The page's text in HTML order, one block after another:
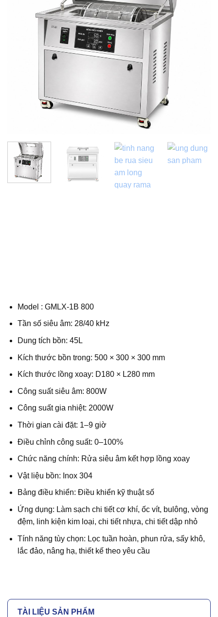
Model : GMLX-1B 800
Tần số siêu âm: 28/40 kHz
Dung tích bồn: 45L
Kích thước bồn trong: 500 × 300 × 300 mm
Kích thước lồng xoay: D180 × L280 mm
Công suất siêu âm: 800W
Công suất gia nhiệt: 2000W
Thời gian cài đặt: 1–9 giờ
Điều chỉnh công suất: 0–100%
Chức năng chính: Rửa siêu âm kết hợp lồng xoay
Vật liệu bồn: Inox 304
Bảng điều khiển: Điều khiển kỹ thuật số
Ứng dụng: Làm sạch chi tiết cơ khí, ốc vít, bulông, vòng
đệm, linh kiện kim loại, chi tiết nhựa, chi tiết dập nhỏ
Tính năng tùy chọn: Lọc tuần hoàn, phun rửa, sấy khô,
lắc đảo, nâng hạ, thiết kế theo yêu cầu
TÀI LIỆU SẢN PHẨM